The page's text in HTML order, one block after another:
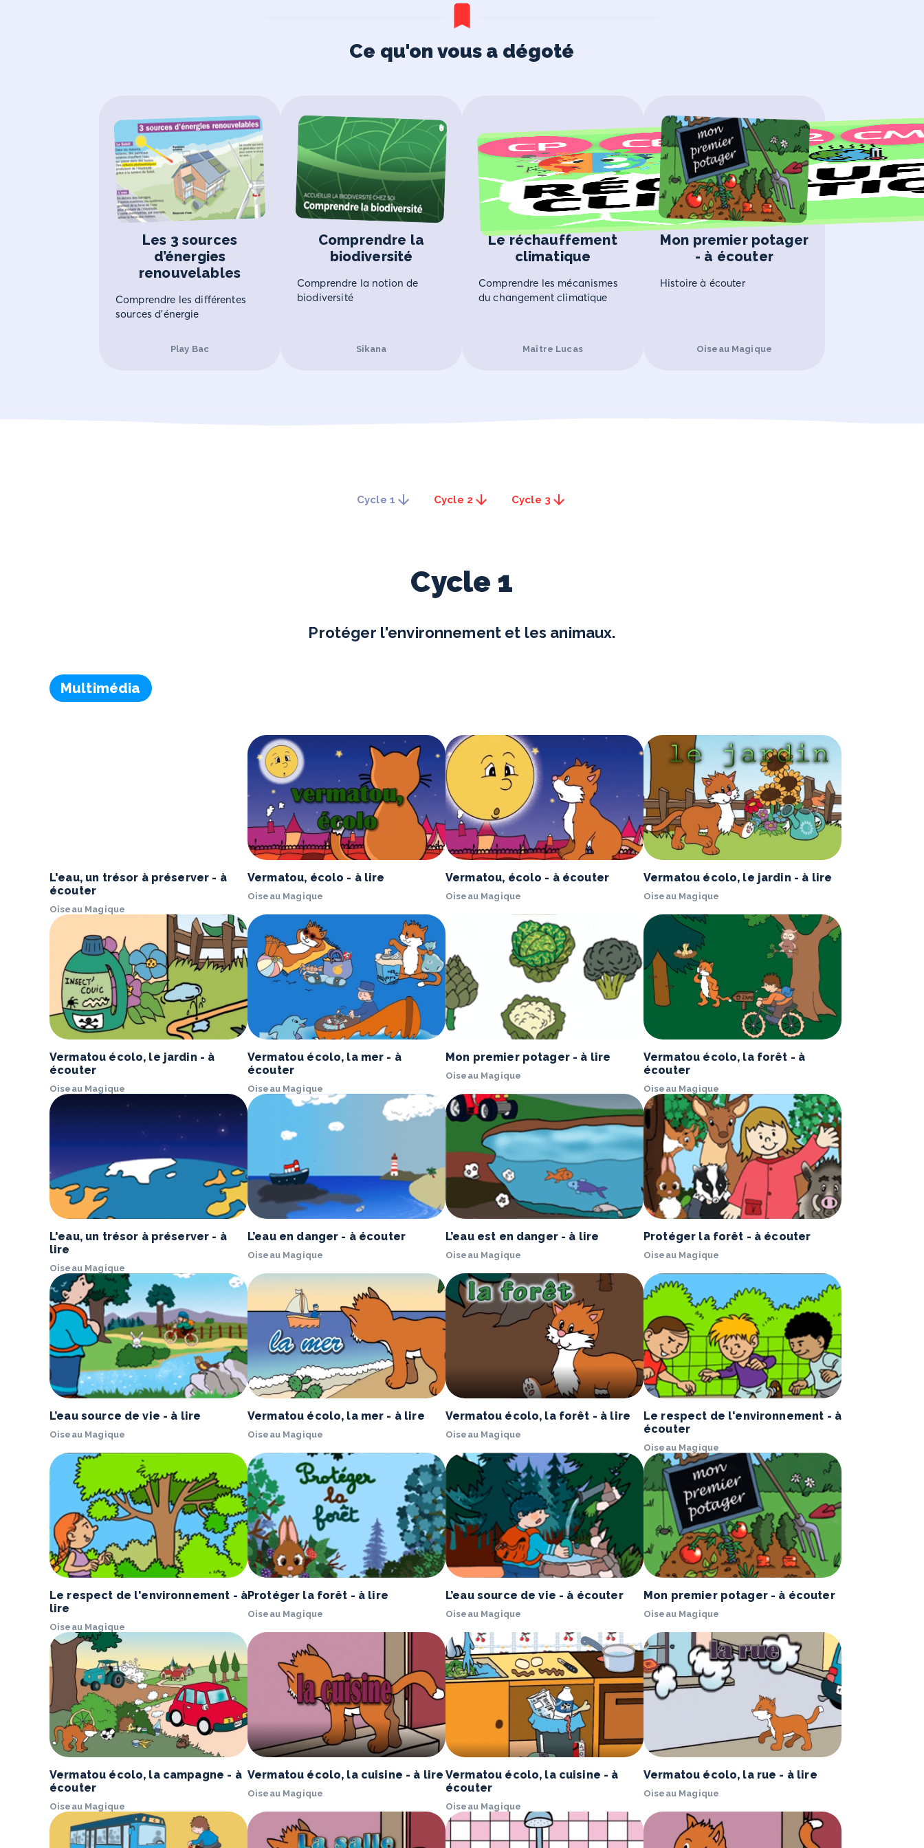
Ce qu'on vous a dégoté
Les 3 sources
d’énergies
renouvelables
Comprendre les différentes
sources d’énergie
Play Bac
Comprendre la
biodiversité
Comprendre la notion de
biodiversité
Sikana
Le réchauffement
climatique
Comprendre les mécanismes
du changement climatique
Maître Lucas
Mon premier potager
- à écouter
Histoire à écouter
Oiseau Magique
Cycle 1 Cycle 2 Cycle 3
Cycle 1
Protéger l'environnement et les animaux.
Multimédia
L'eau, un trésor à préserver - à
écouter
Oiseau Magique
Vermatou, écolo - à lire
Oiseau Magique
Vermatou, écolo - à écouter
Oiseau Magique
Vermatou écolo, le jardin - à lire
Oiseau Magique
Vermatou écolo, le jardin - à
écouter
Oiseau Magique
Vermatou écolo, la mer - à
écouter
Oiseau Magique
Mon premier potager - à lire
Oiseau Magique
Vermatou écolo, la forêt - à
écouter
Oiseau Magique
L'eau, un trésor à préserver - à
lire
Oiseau Magique
L’eau en danger - à écouter
Oiseau Magique
L’eau est en danger - à lire
Oiseau Magique
Protéger la forêt - à écouter
Oiseau Magique
L’eau source de vie - à lire
Oiseau Magique
Vermatou écolo, la mer - à lire
Oiseau Magique
Vermatou écolo, la forêt - à lire
Oiseau Magique
Le respect de l'environnement - à
écouter
Oiseau Magique
Le respect de l'environnement - à
lire
Oiseau Magique
Protéger la forêt - à lire
Oiseau Magique
L’eau source de vie - à écouter
Oiseau Magique
Mon premier potager - à écouter
Oiseau Magique
Vermatou écolo, la campagne - à
écouter
Oiseau Magique
Vermatou écolo, la cuisine - à lire
Oiseau Magique
Vermatou écolo, la cuisine - à
écouter
Oiseau Magique
Vermatou écolo, la rue - à lire
Oiseau Magique